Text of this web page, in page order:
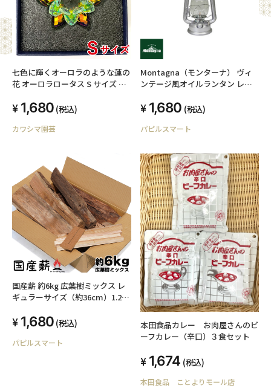
七色に輝くオーロラのような蓮の
花 オーロラロータス S サイズ ク
ス 蓮の花 インテリア 浄化 運気ア
ップ 仏壇 お供え プレゼント 誕生
日 母の日 記念日 敬老の日 ラッキ
1,680 (税込)
カワシマ園芸
Montagna（モンターナ） ヴィ
ンテージ風オイルランタン レジ
1,680 (税込)
パピルスマート
国産薪 約6kg 広葉樹ミックス レ
ギュラーサイズ（約36cm）1.2尺
同梱 キャンプで持ち運びやすい
段ボール箱入 焚き火 バーベキュ
ー（BBQ） レジャー キャンプ ア
1,680 (税込)
パピルスマート
本田食品カレー お肉屋さんのビ
ーフカレー（辛口）３食セット
1,674 (税込)
本田食品 ことよりモール店